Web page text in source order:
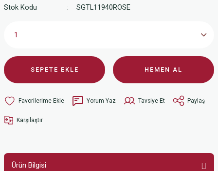
Stok Kodu
SGTL11940ROSE
SEPETE EKLE HEMEN AL
Yorum Yaz Tavsiye Et Paylaş
Karşılaştır
Ürün Bilgisi